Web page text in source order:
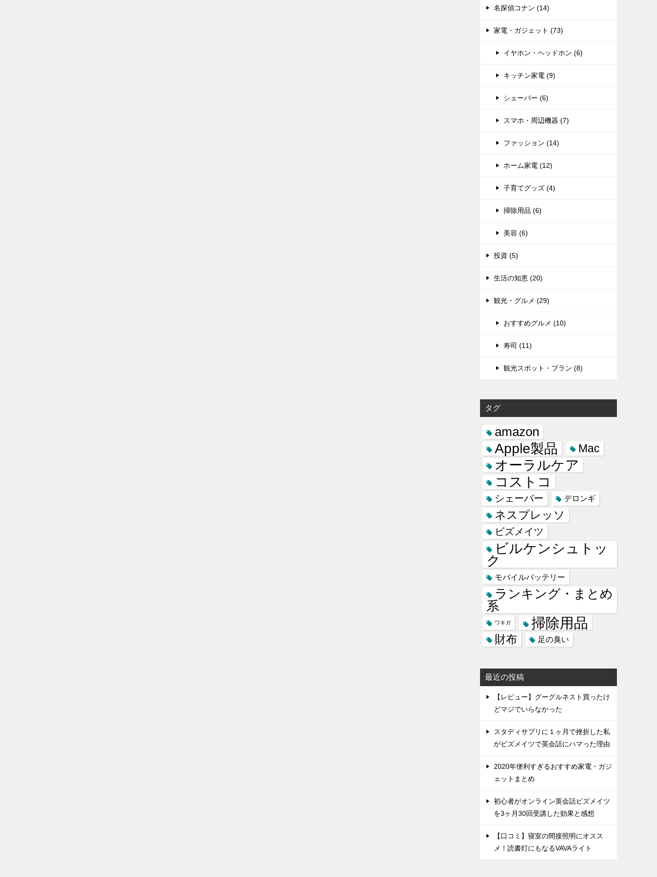
名探偵コナン (14)
家電・ガジェット (73)
イヤホン・ヘッドホン (6)
キッチン家電 (9)
シェーバー (6)
スマホ・周辺機器 (7)
ファッション (14)
ホーム家電 (12)
子育てグッズ (4)
掃除用品 (6)
美容 (6)
投資 (5)
生活の知恵 (20)
観光・グルメ (29)
おすすめグルメ (10)
寿司 (11)
観光スポット・プラン (8)
タグ
amazon
Apple製品 Mac
オーラルケア
コストコ
シェーバー デロンギ
ネスプレッソ
ビズメイツ
ビルケンシュトッ
ク
モバイルバッテリー
ランキング・まとめ
系
ワキガ 掃除用品
財布 足の臭い
最近の投稿
【レビュー】グーグルネスト買ったけ
どマジでいらなかった
スタディサプリに１ヶ月で挫折した私
がビズメイツで英会話にハマった理由
2020年便利すぎるおすすめ家電・ガジ
ェットまとめ
初心者がオンライン英会話ビズメイツ
を3ヶ月30回受講した効果と感想
【口コミ】寝室の間接照明にオスス
メ！読書灯にもなるVAVAライト